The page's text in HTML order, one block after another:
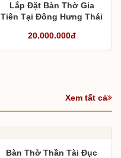
Lắp Đặt Bàn Thờ Gia
Tiên Tại Đông Hưng Thái
20.000.000đ
Xem tất cả
Bàn Thờ Thần Tài Đục